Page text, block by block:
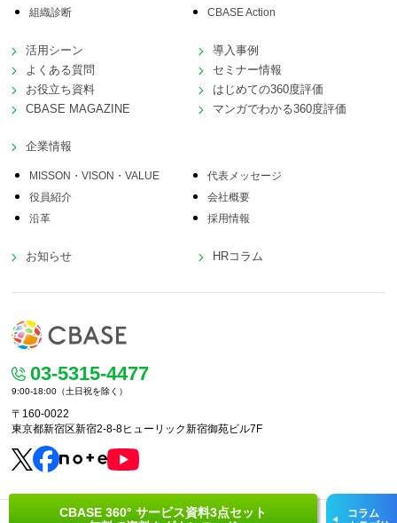
CBASE 360° サービス資料3点セット
コラム
組織診断
CBASE Action
活用シーン
導入事例
よくある質問
セミナー情報
お役立ち資料
はじめての360度評価
CBASE MAGAZINE
マンガでわかる360度評価
企業情報
MISSON・VISON・VALUE
代表メッセージ
役員紹介
会社概要
沿革
採用情報
お知らせ HRコラム
03-5315-4477
9:00-18:00（土日祝を除く）
〒160-0022
東京都新宿区新宿2-8-8ヒューリック新宿御苑ビル7F
プライバシーポリシー セキュリティ基本方針 国際規格承認取得